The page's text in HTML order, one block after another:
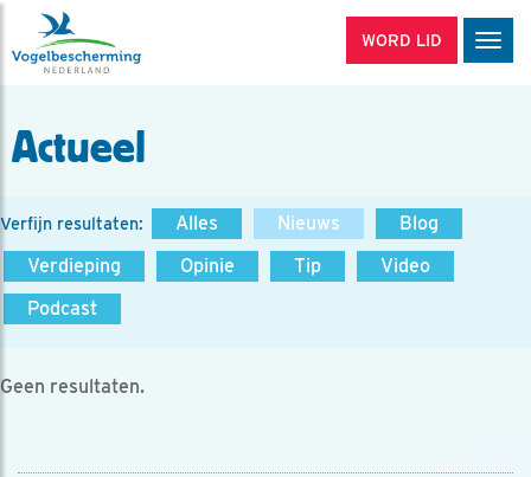
WORD LID
Actueel
Verfijn resultaten: Alles Nieuws
Blog
Verdieping
Opinie Tip
Video
Podcast
Geen resultaten.